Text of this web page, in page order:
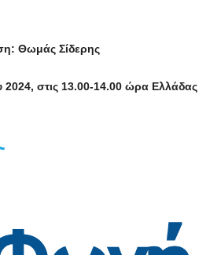
Θωμάς Σίδερης
στις 13.00-14.00 ώρα Ελλάδας